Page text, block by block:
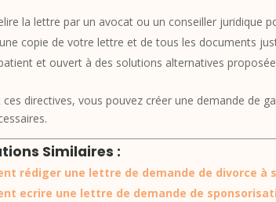
la lettre par un avocat ou un conseiller juridique
copie de votre lettre et de tous les documents
et ouvert à des solutions alternatives
ces directives, vous pouvez créer une demande de
Similaires :
rédiger une lettre de demande de divorce
ecrire une lettre de demande de